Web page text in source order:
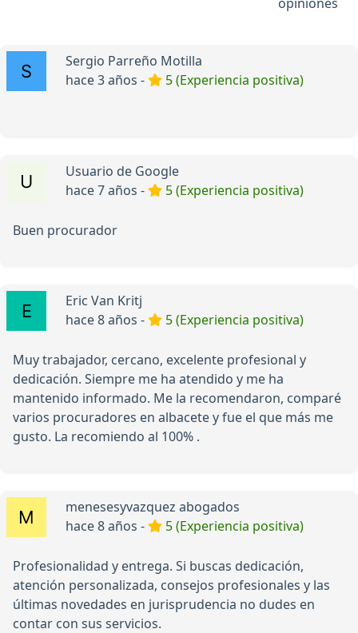
Sergio Parreño Motilla
hace 3 años -
5 (Experiencia positiva)
Usuario de Google
hace 7 años -
5 (Experiencia positiva)
Buen procurador
Eric Van Kritj
hace 8 años -
5 (Experiencia positiva)
Muy trabajador, cercano, excelente profesional y
dedicación. Siempre me ha atendido y me ha
mantenido informado. Me la recomendaron, comparé
varios procuradores en albacete y fue el que más me
gusto. La recomiendo al 100% .
menesesyvazquez abogados
hace 8 años -
5 (Experiencia positiva)
Profesionalidad y entrega. Si buscas dedicación,
atención personalizada, consejos profesionales y las
últimas novedades en jurisprudencia no dudes en
contar con sus servicios.